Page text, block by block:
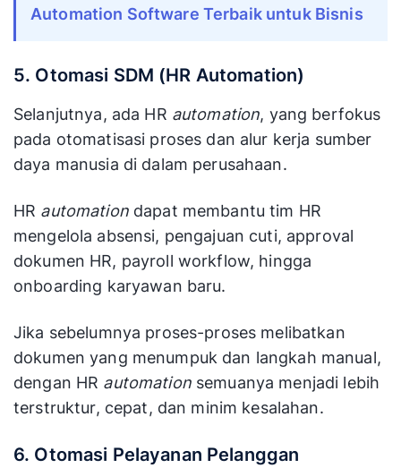
Automation Software Terbaik untuk Bisnis
5. Otomasi SDM (HR Automation)
Selanjutnya, ada HR automation, yang berfokus
pada otomatisasi proses dan alur kerja sumber
daya manusia di dalam perusahaan.
HR automationdapat membantu tim HR
mengelola absensi, pengajuan cuti, approval
dokumen HR, payroll workflow, hingga
onboarding karyawan baru.
Jika sebelumnya proses-proses melibatkan
dokumen yang menumpuk dan langkah manual,
dengan HR automationsemuanya menjadi lebih
terstruktur, cepat, dan minim kesalahan.
6. Otomasi Pelayanan Pelanggan